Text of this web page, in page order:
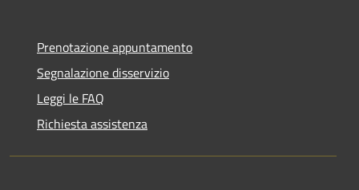
Prenotazione appuntamento
Segnalazione disservizio
Leggi le FAQ
Richiesta assistenza